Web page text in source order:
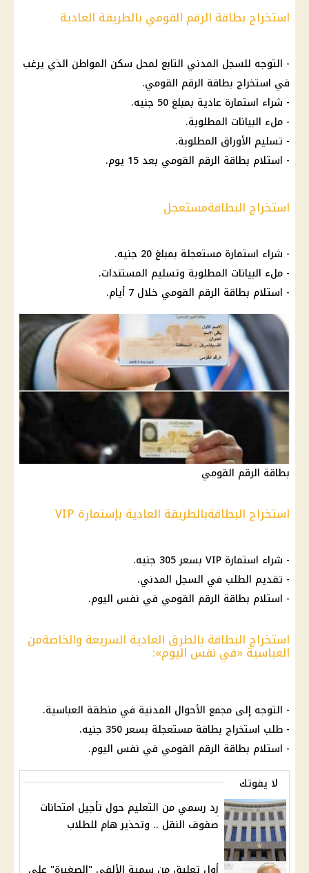
استخراج بطاقة الرقم القومي بالطريقة العادية
- التوجه للسجل المدني التابع لمحل سكن المواطن الذي يرغب
في استخراج بطاقة الرقم القومي.
- شراء استمارة عادية بمبلغ 50 جنيه.
- ملء البيانات المطلوبة.
- تسليم الأوراق المطلوبة.
- استلام بطاقة الرقم القومي بعد 15 يوم.
استخراج البطاقةمستعجل
- شراء استمارة مستعجلة بمبلغ 20 جنيه.
- ملء البيانات المطلوبة وتسليم المستندات.
- استلام بطاقة الرقم القومي خلال 7 أيام.
بطاقة الرقم القومي
استخراج البطاقةبالطريقة العادية بإستمارة VIP
- شراء استمارة VIP بسعر 305 جنيه.
- تقديم الطلب في السجل المدني.
- استلام بطاقة الرقم القومي في نفس اليوم.
استخراج البطاقة بالطرق العادية السريعة والخاصةمن
العباسية «في نفس اليوم»:
- التوجه إلى مجمع الأحوال المدنية في منطقة العباسية.
- طلب استخراج بطاقة مستعجلة بسعر 350 جنيه.
- استلام بطاقة الرقم القومي في نفس اليوم.
لا يفوتك
رد رسمي من التعليم حول تأجيل امتحانات
صفوف النقل .. وتحذير هام للطلاب